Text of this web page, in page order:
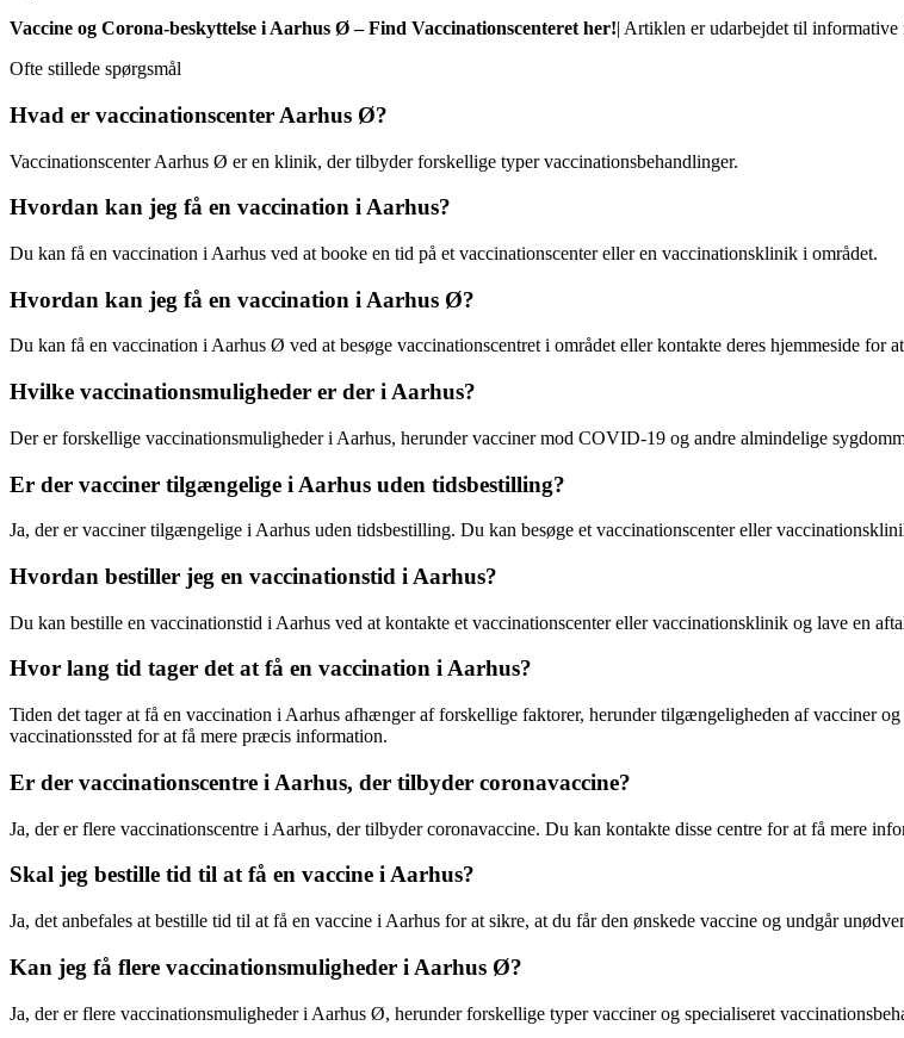
Vaccine og Corona-beskyttelse i Aarhus Ø – Find Vaccinationscenteret her!| Artiklen er udarbejdet til
Ofte stillede spørgsmål
Hvad er vaccinationscenter Aarhus Ø?
Vaccinationscenter Aarhus Ø er en klinik, der tilbyder forskellige typer vaccinationsbehandlinger.
Hvordan kan jeg få en vaccination i Aarhus?
Du kan få en vaccination i Aarhus ved at booke en tid på et vaccinationscenter eller en vaccinationsklinik i området.
Hvordan kan jeg få en vaccination i Aarhus Ø?
Du kan få en vaccination i Aarhus Ø ved at besøge vaccinationscentret i området eller kontakte deres hjemmeside for
Hvilke vaccinationsmuligheder er der i Aarhus?
Der er forskellige vaccinationsmuligheder i Aarhus, herunder vacciner mod COVID-19 og andre almindelige
Er der vacciner tilgængelige i Aarhus uden tidsbestilling?
Ja, der er vacciner tilgængelige i Aarhus uden tidsbestilling. Du kan besøge et vaccinationscenter eller
Hvordan bestiller jeg en vaccinationstid i Aarhus?
Du kan bestille en vaccinationstid i Aarhus ved at kontakte et vaccinationscenter eller vaccinationsklinik og lave en
Hvor lang tid tager det at få en vaccination i Aarhus?
Tiden det tager at få en vaccination i Aarhus afhænger af forskellige faktorer, herunder tilgængeligheden af vacciner
vaccinationssted for at få mere præcis information.
Er der vaccinationscentre i Aarhus, der tilbyder coronavaccine?
Ja, der er flere vaccinationscentre i Aarhus, der tilbyder coronavaccine. Du kan kontakte disse centre for at få mere
Skal jeg bestille tid til at få en vaccine i Aarhus?
Ja, det anbefales at bestille tid til at få en vaccine i Aarhus for at sikre, at du får den ønskede vaccine og undgår
Kan jeg få flere vaccinationsmuligheder i Aarhus Ø?
Ja, der er flere vaccinationsmuligheder i Aarhus Ø, herunder forskellige typer vacciner og specialiseret